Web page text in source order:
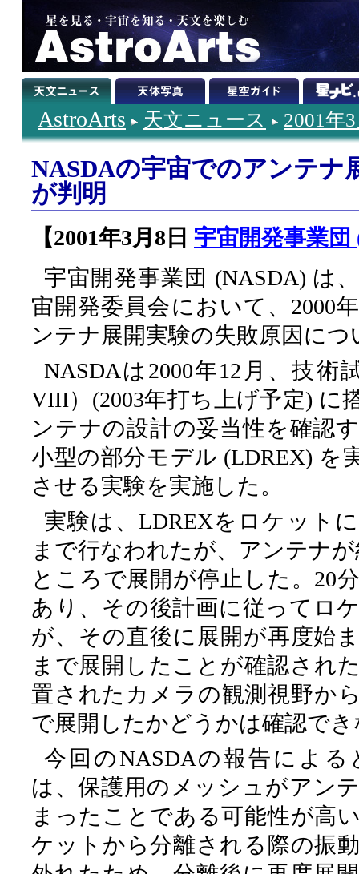
AstroArts 天文ニュース 2001年
NASDAの宇宙でのアンテナ
が判明
【2001年3月8日 宇宙開発事業団
宇宙開発事業団 (NASDA) は
宙開発委員会において、2000
ンテナ展開実験の失敗原因に
NASDAは2000年12月、技術
VIII）(2003年打ち上げ予定) に
ンテナの設計の妥当性を確認
小型の部分モデル (LDREX) を
させる実験を実施した。
実験は、LDREXをロケット
まで行なわれたが、アンテナ
ところで展開が停止した。20
あり、その後計画に従ってロ
が、その直後に展開が再度始
まで展開したことが確認され
置されたカメラの観測視野か
で展開したかどうかは確認で
今回のNASDAの報告によ
は、保護用のメッシュがアン
まったことである可能性が高
ケットから分離される際の振